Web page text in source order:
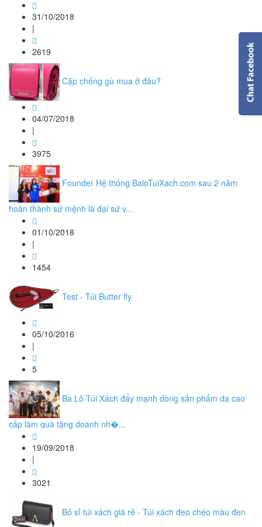
31/10/2018
|
2619
Cặp chống gù mua ở đâu?
04/07/2018
|
3975
Founder Hệ thống BaloTuiXach.com sau 2 năm
hoàn thành sứ mệnh là đại sứ v...
01/10/2018
|
1454
Test - Túi Butter fly
05/10/2016
|
5
Ba Lô Túi Xách đẩy mạnh dòng sản phẩm da cao
cấp làm quà tặng doanh nh�...
19/09/2018
|
3021
Bỏ sỉ túi xách giá rẻ - Túi xách đeo chéo màu đen